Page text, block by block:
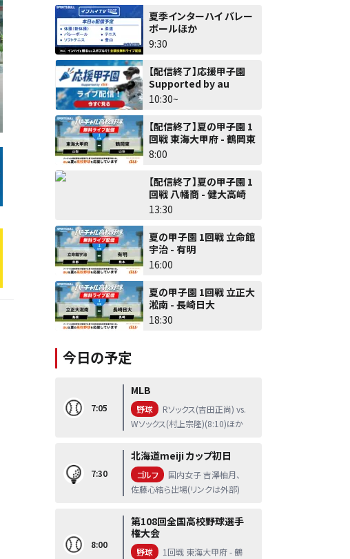
夏季インターハイ バレー
ボールほか
9:30
【配信終了】応援甲子園
Supported by au
10:30~
【配信終了】夏の甲子園 1
回戦 東海大甲府 - 鶴岡東
8:00
【配信終了】夏の甲子園 1
回戦 八幡商 - 健大高崎
13:30
夏の甲子園 1回戦 立命館
宇治 - 有明
16:00
夏の甲子園 1回戦 立正大
淞南 - 長崎日大
18:30
今日の予定
7:05
MLB
野球
Rソックス(吉田正尚) vs.
Wソックス(村上宗隆)(8:10)ほか
7:30
北海道meiji カップ初日
ゴルフ
国内女子 吉澤柚月、
佐藤心結ら出場(リンクは外部)
8:00
第108回全国高校野球選手
権大会
野球
1回戦 東海大甲府 - 鶴